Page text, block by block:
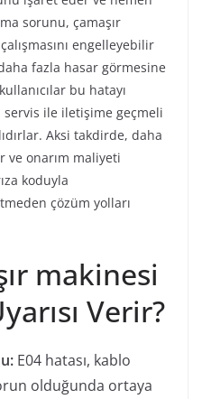
sorunu, çamaşır
engelleyebilir
fazla hasar görmesine
bu hatayı
ile iletişime geçmeli
Aksi takdirde, daha
ve onarım maliyeti
koduyla
çözüm yolları
makinesi
Verir?
E04 hatası, kablo
olduğunda ortaya